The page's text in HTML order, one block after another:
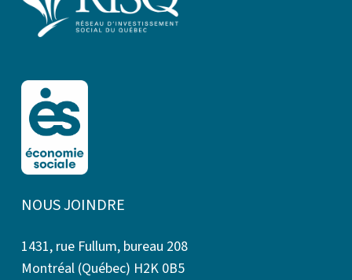
NOUS JOINDRE
1431, rue Fullum, bureau 208
Montréal (Québec) H2K 0B5